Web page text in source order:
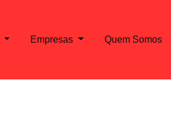
Empresas Quem Somos